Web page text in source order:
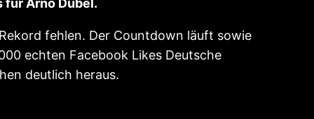
für Arno Dübel.
fehlen. Der Countdown läuft sowie
echten Facebook Likes Deutsche
deutlich heraus.